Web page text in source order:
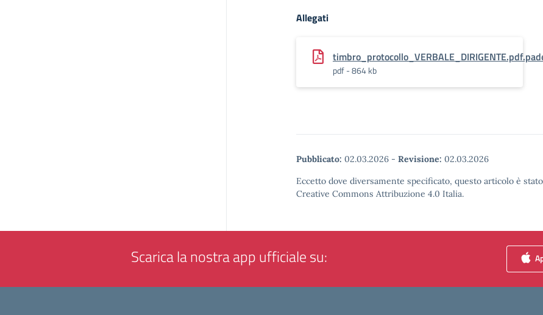
Allegati
pdf - 864 kb
Pubblicato: 02.03.2026 - Revisione: 02.03.2026
Eccetto dove diversamente specificato, questo articolo è
Creative Commons Attribuzione 4.0 Italia.
Scarica la nostra app ufficiale su: